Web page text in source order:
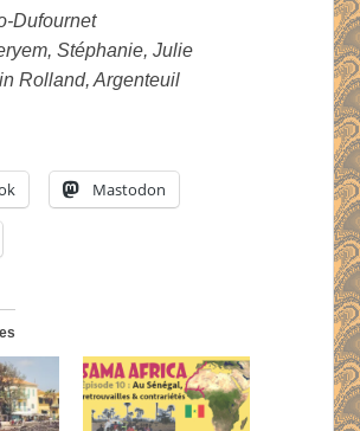
Dufournet
Stéphanie, Julie
Rolland, Argenteuil
Mastodon